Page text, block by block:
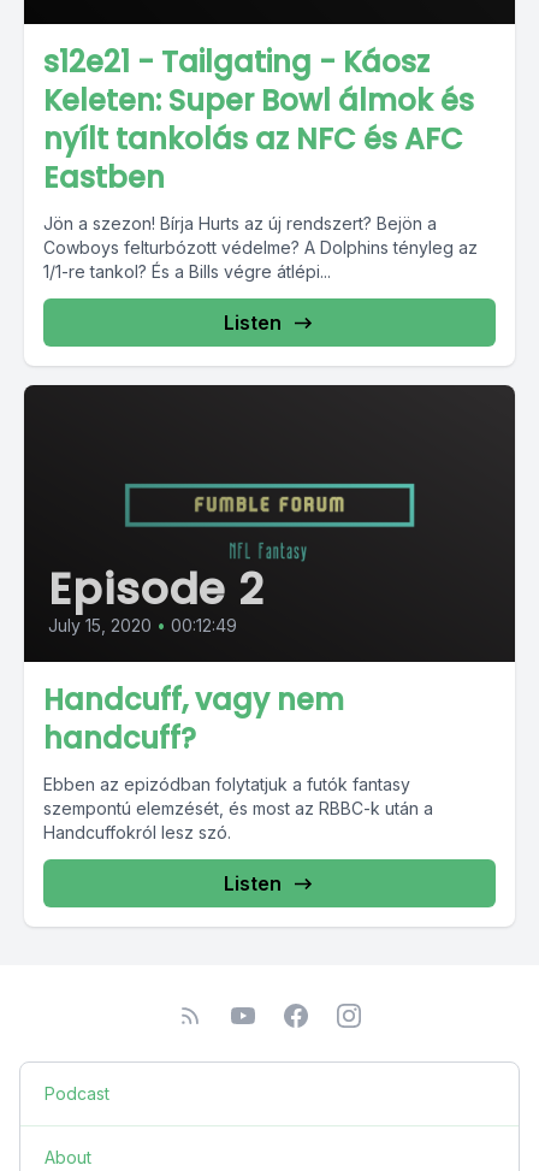
s12e21 - Tailgating - Káosz
Keleten: Super Bowl álmok és
nyílt tankolás az NFC és AFC
Eastben
Jön a szezon! Bírja Hurts az új rendszert? Bejön a
Cowboys felturbózott védelme? A Dolphins tényleg az
1/1-re tankol? És a Bills végre átlépi...
Listen
Episode 2
July 15, 2020 • 00:12:49
Handcuff, vagy nem
handcuff?
Ebben az epizódban folytatjuk a futók fantasy
szempontú elemzését, és most az RBBC-k után a
Handcuffokról lesz szó.
Listen
Podcast
About